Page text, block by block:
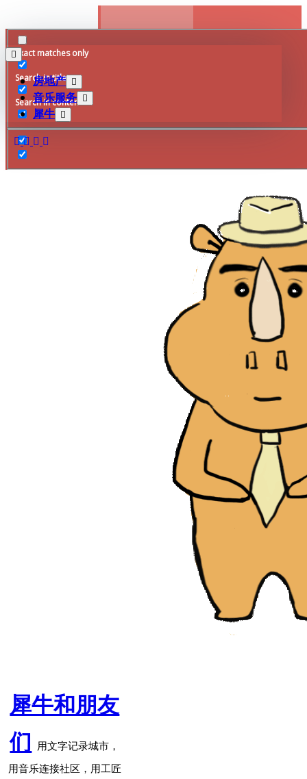
to
content
Exact matches only
Search in title
Search in content
房地产
音乐服务
犀牛
犀牛和朋友
们 用文字记录城市，
用音乐连接社区，用工匠